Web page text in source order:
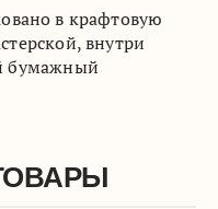
в крафтовую
внутри
бумажный